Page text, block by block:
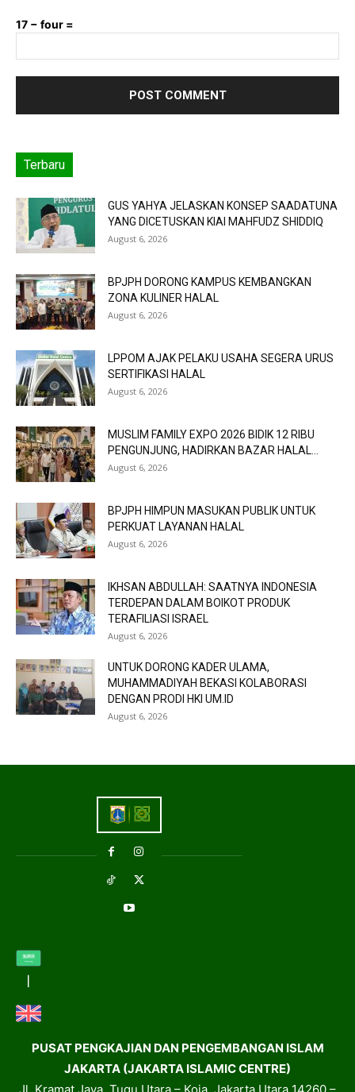
17 − four =
Terbaru
GUS YAHYA JELASKAN KONSEP SAADATUNA
YANG DICETUSKAN KIAI MAHFUDZ SHIDDIQ
August 6, 2026
BPJPH DORONG KAMPUS KEMBANGKAN
ZONA KULINER HALAL
August 6, 2026
LPPOM AJAK PELAKU USAHA SEGERA URUS
SERTIFIKASI HALAL
August 6, 2026
MUSLIM FAMILY EXPO 2026 BIDIK 12 RIBU
PENGUNJUNG, HADIRKAN BAZAR HALAL...
August 6, 2026
BPJPH HIMPUN MASUKAN PUBLIK UNTUK
PERKUAT LAYANAN HALAL
August 6, 2026
IKHSAN ABDULLAH: SAATNYA INDONESIA
TERDEPAN DALAM BOIKOT PRODUK
TERAFILIASI ISRAEL
August 6, 2026
UNTUK DORONG KADER ULAMA,
MUHAMMADIYAH BEKASI KOLABORASI
DENGAN PRODI HKI UM.ID
August 6, 2026
PUSAT PENGKAJIAN DAN PENGEMBANGAN ISLAM
JAKARTA (JAKARTA ISLAMIC CENTRE)